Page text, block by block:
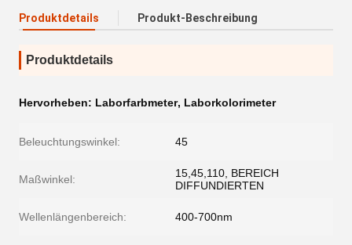
Produktdetails Produkt-Beschreibung
Produktdetails
Hervorheben: Laborfarbmeter, Laborkolorimeter
Beleuchtungswinkel: 45
Maßwinkel:
15,45,110, BEREICH
DIFFUNDIERTEN
Wellenlängenbereich: 400-700nm